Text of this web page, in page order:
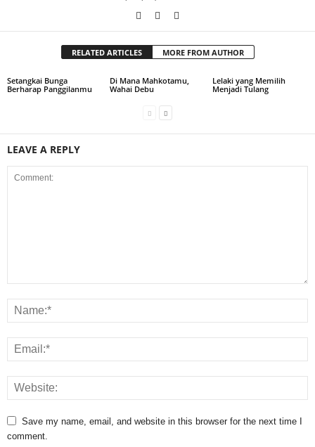
RELATED ARTICLES MORE FROM AUTHOR
Setangkai Bunga
Berharap Panggilanmu
Di Mana Mahkotamu,
Wahai Debu
Lelaki yang Memilih
Menjadi Tulang
LEAVE A REPLY
Save my name, email, and website in this browser for the next time I
comment.